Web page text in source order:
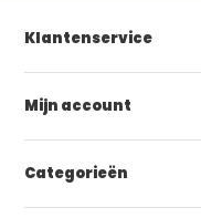
Klantenservice
Mijn account
Categorieën